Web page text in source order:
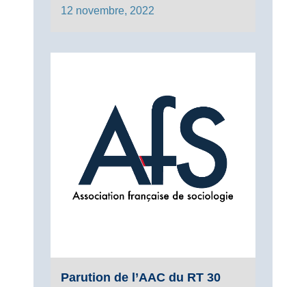
12 novembre, 2022
Parution de l’AAC du RT 30